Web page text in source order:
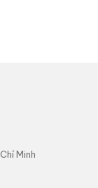
Minh